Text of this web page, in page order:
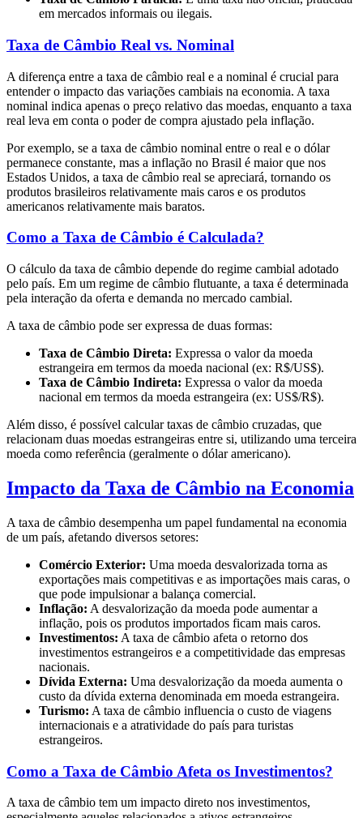
em mercados informais ou ilegais.
Taxa de Câmbio Real vs. Nominal
A diferença entre a taxa de câmbio real e a nominal é crucial para
entender o impacto das variações cambiais na economia. A taxa
nominal indica apenas o preço relativo das moedas, enquanto a taxa
real leva em conta o poder de compra ajustado pela inflação.
Por exemplo, se a taxa de câmbio nominal entre o real e o dólar
permanece constante, mas a inflação no Brasil é maior que nos
Estados Unidos, a taxa de câmbio real se apreciará, tornando os
produtos brasileiros relativamente mais caros e os produtos
americanos relativamente mais baratos.
Como a Taxa de Câmbio é Calculada?
O cálculo da taxa de câmbio depende do regime cambial adotado
pelo país. Em um regime de câmbio flutuante, a taxa é determinada
pela interação da oferta e demanda no mercado cambial.
A taxa de câmbio pode ser expressa de duas formas:
Taxa de Câmbio Direta: Expressa o valor da moeda
estrangeira em termos da moeda nacional (ex: R$/US$).
Taxa de Câmbio Indireta: Expressa o valor da moeda
nacional em termos da moeda estrangeira (ex: US$/R$).
Além disso, é possível calcular taxas de câmbio cruzadas, que
relacionam duas moedas estrangeiras entre si, utilizando uma terceira
moeda como referência (geralmente o dólar americano).
Impacto da Taxa de Câmbio na Economia
A taxa de câmbio desempenha um papel fundamental na economia
de um país, afetando diversos setores:
Comércio Exterior: Uma moeda desvalorizada torna as
exportações mais competitivas e as importações mais caras, o
que pode impulsionar a balança comercial.
Inflação: A desvalorização da moeda pode aumentar a
inflação, pois os produtos importados ficam mais caros.
Investimentos: A taxa de câmbio afeta o retorno dos
investimentos estrangeiros e a competitividade das empresas
nacionais.
Dívida Externa: Uma desvalorização da moeda aumenta o
custo da dívida externa denominada em moeda estrangeira.
Turismo: A taxa de câmbio influencia o custo de viagens
internacionais e a atratividade do país para turistas
estrangeiros.
Como a Taxa de Câmbio Afeta os Investimentos?
A taxa de câmbio tem um impacto direto nos investimentos,